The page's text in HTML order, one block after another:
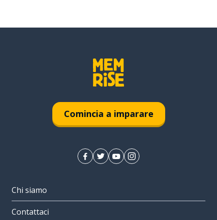
Comincia a imparare
Chi siamo
Contattaci